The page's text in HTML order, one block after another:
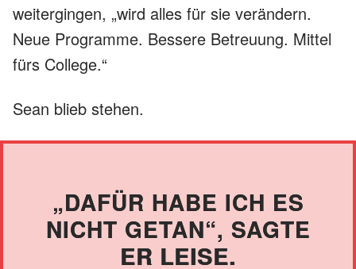
weitergingen, „wird alles für sie verändern.
Neue Programme. Bessere Betreuung. Mittel
fürs College.“
Sean blieb stehen.
„DAFÜR HABE ICH ES
NICHT GETAN“, SAGTE
ER LEISE.